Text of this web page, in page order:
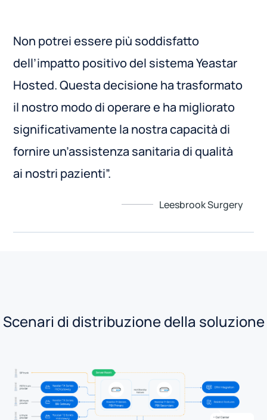
Non potrei essere più soddisfatto
dell’impatto positivo del sistema Yeastar
Hosted. Questa decisione ha trasformato
il nostro modo di operare e ha migliorato
significativamente la nostra capacità di
fornire un’assistenza sanitaria di qualità
ai nostri pazienti”.
Leesbrook Surgery
Scenari di distribuzione della soluzione